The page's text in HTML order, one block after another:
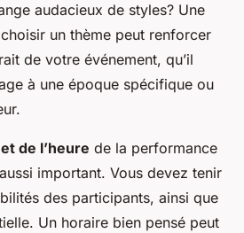
audacieux de styles? Une
un thème peut renforcer
de votre événement, qu’il
à une époque spécifique ou
de l’heure de la performance
important. Vous devez tenir
des participants, ainsi que
Un horaire bien pensé peut